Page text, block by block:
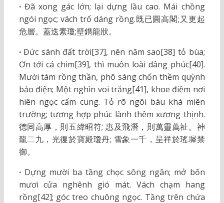
·Đã xong gác lớn; lại dựng lầu cao. Mái chồng
ngói ngọc; vách trổ dáng rồng.既已圓高閣;又更起
危層。蓋迭素瓊;壁鐫龍狀。
·Đức sánh đất trời[37], nên năm sao[38] tỏ bùa;
Ơn tới cá chim[39], thì muôn loài dâng phúc[40].
Mười tám rồng thần, phô sáng chốn thềm quỳnh
bảo điện; Một nghìn voi trắng[41], khoe điềm nơi
hiên ngọc cấm cung. Tỏ rõ ngôi báu khá miên
trường; tương hợp phúc lành thêm xương thịnh.
德同高厚，則五緯昭符; 惠及飛潛，則萬靈薦祉。神
龍二九，光復於寶殿瓊丹; 雪象一千，呈祥於瑤墀禁
御。
·Dựng mười ba tầng chọc sông ngân; mở bốn
mươi cửa nghênh gió mát. Vách chạm hang
rồng[42]; góc treo chuông ngọc. Tầng trên chứa